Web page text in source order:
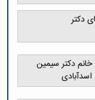
دکتر
خانم دکتر سیمین
اسدآبادی